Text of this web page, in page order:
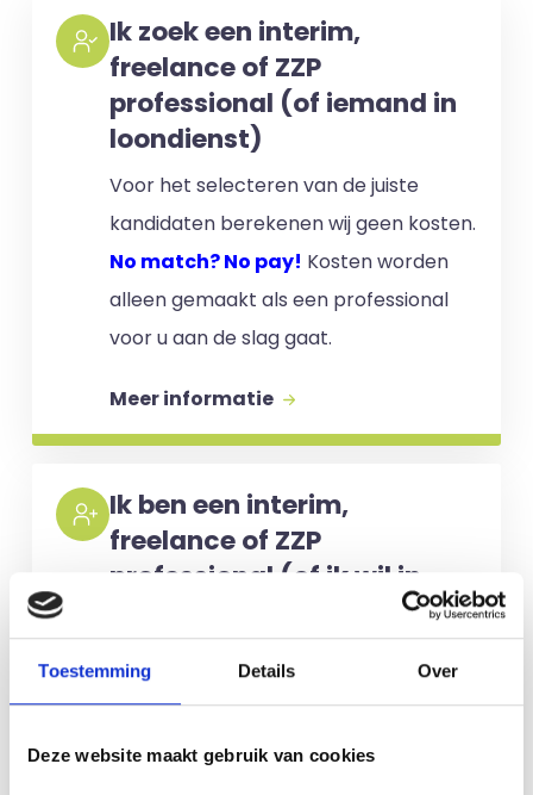
Toestemming Details Over
Deze website maakt gebruik van cookies
Ik zoek een interim,
freelance of ZZP
professional (of iemand in
loondienst)
Voor het selecteren van de juiste
kandidaten berekenen wij geen kosten.
No match? No pay! Kosten worden
alleen gemaakt als een professional
voor u aan de slag gaat.
Meer informatie
Ik ben een interim,
freelance of ZZP
professional (of ik wil in
Je schrijft je in door jouw cv te
geen kosten